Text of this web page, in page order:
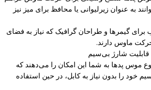
به عنوان زیرلیوانی یا محافظ برای میز نیز
برای گیمرها و طراحان گرافیک که نیاز به فضای
ماوس دارند.
شارژ بی‌سیم
موس پدها به شما این امکان را می‌دهند که
خود را بدون نیاز به کابل، در حین استفاده